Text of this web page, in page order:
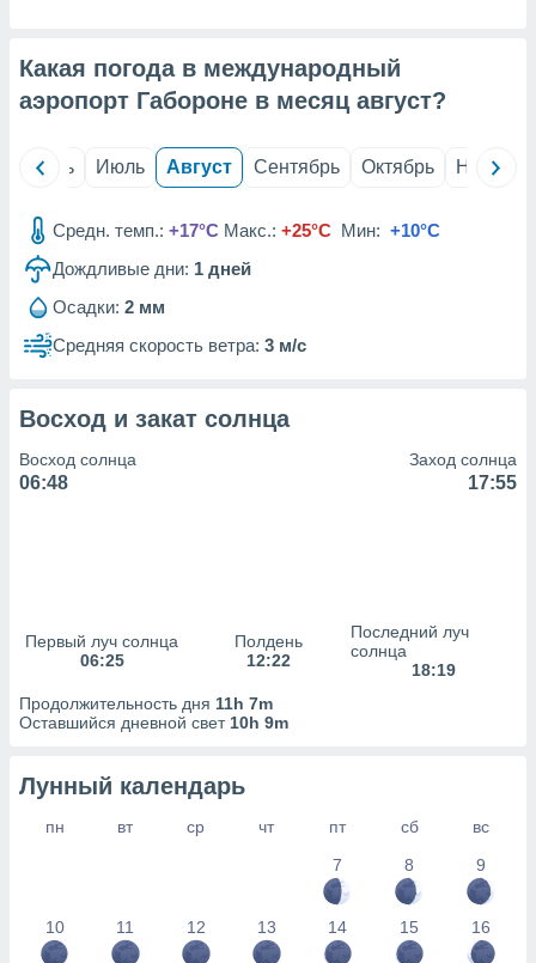
сведения
Какая погода в международный
аэропорт Габороне в месяц август?
Июнь Июль Август Сентябрь Октябрь Ноябрь
Средн. темп.: +17°C Макс.: +25°C Мин: +10°C
Дождливые дни: 1 дней
Осадки: 2 мм
Средняя скорость ветра: 3 м/с
Восход и закат солнца
Восход солнца
06:48
Заход солнца
17:55
Первый луч солнца
06:25
Полдень
12:22
Последний луч
солнца
18:19
Продолжительность дня 11h 7m
Оставшийся дневной свет 10h 9m
Лунный календарь
пн вт ср чт пт сб
вс
7
8 9
10 11 12 13 14 15 16